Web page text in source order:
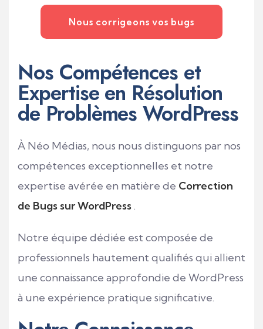
Nous corrigeons vos bugs
Nos Compétences et
Expertise en Résolution
de Problèmes WordPress
À Néo Médias, nous nous distinguons par nos
compétences exceptionnelles et notre
expertise avérée en matière de Correction
de Bugs sur WordPress.
Notre équipe dédiée est composée de
professionnels hautement qualifiés qui allient
une connaissance approfondie de WordPress
à une expérience pratique significative.